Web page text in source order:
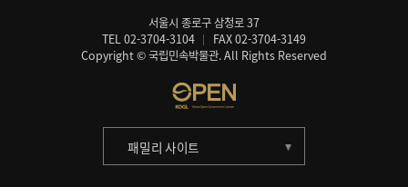
서울시 종로구 삼청로 37
TEL 02-3704-3104
FAX 02-3704-3149
Copyright © 국립민속박물관. All Rights Reserved
패밀리 사이트